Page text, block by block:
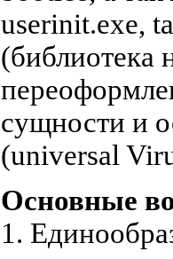
userinit.exe,
(библиотека
сущности и
(universal
Основные
1.